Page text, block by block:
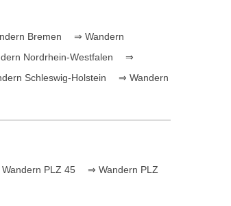
Bremen
⇒ Wandern
Nordrhein-Westfalen
⇒
Schleswig-Holstein
⇒ Wandern
PLZ 45
⇒ Wandern PLZ